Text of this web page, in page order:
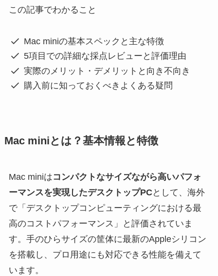
この記事でわかること
Mac miniの基本スペックと主な特徴
5項目での詳細な採点レビューと評価理由
実際のメリット・デメリットと向き不向き
購入前に知っておくべきよくある疑問
Mac miniとは？基本情報と特徴
Mac miniはコンパクトなサイズながら高いパフォ
ーマンスを実現したデスクトップPCとして、海外
で「デスクトップコンピューティングにおける最
高のコストパフォーマンス」と評価されていま
す。手のひらサイズの筐体に最新のAppleシリコン
を搭載し、プロ用途にも対応できる性能を備えて
います。